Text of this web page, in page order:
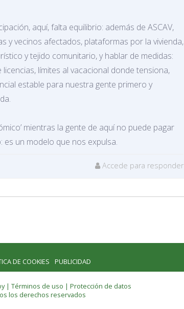
aquí, falta equilibrio: además de ASCAV,
y vecinos afectados, plataformas por la vivienda,
y tejido comunitario, y hablar de medidas:
límites al vacacional donde tensiona,
estable para nuestra gente primero y
mientras la gente de aquí no puede pagar
es un modelo que nos expulsa.
Accede para responder
DE COOKIES PUBLICIDAD
| Términos de uso | Protección de datos
los derechos reservados